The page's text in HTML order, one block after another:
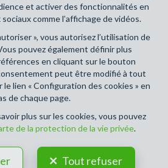
2 179 m² 6
À PARTIR DE 155 000 €
et activer des fonctionnalités en
comme l’affichage de vidéos.
», vous autorisez l’utilisation de
pouvez également définir plus
en cliquant sur le bouton
peut être modifié à tout
lien « Configuration des cookies » en
de chaque page.
plus sur les cookies, vous pouvez
de la protection de la vie privée.
Tout refuser